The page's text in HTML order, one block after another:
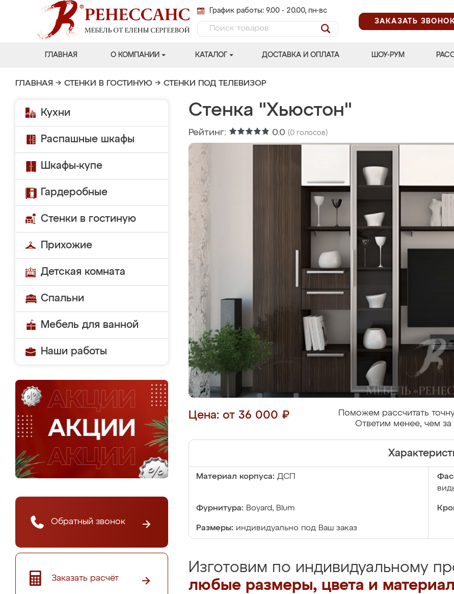
График работы: 9.00 - 20.00, пн-вс
ЗАКАЗАТЬ ЗВОНОК
ГЛАВНАЯ О КОМПАНИИ КАТАЛОГ ДОСТАВКА И ОПЛАТА ШОУ-РУМ
ГЛАВНАЯ → СТЕНКИ В ГОСТИНУЮ → СТЕНКИ ПОД ТЕЛЕВИЗОР
Кухни
Распашные шкафы
Шкафы-купе
Гардеробные
Стенки в гостиную
Прихожие
Детская комната
Спальни
Мебель для ванной
Наши работы
Обратный звонок
Заказать расчёт
Стенка "Хьюстон"
Рейтинг: 0.0 (0 голосов)
Цена: от 36 000 ₽
Поможем рассчитать
Ответим менее, чем за
Материал корпуса: ДСП
Фурнитура: Boyard, Blum
Размеры: индивидуально под Ваш заказ
Изготовим по индивидуальному
любые размеры, цвета и